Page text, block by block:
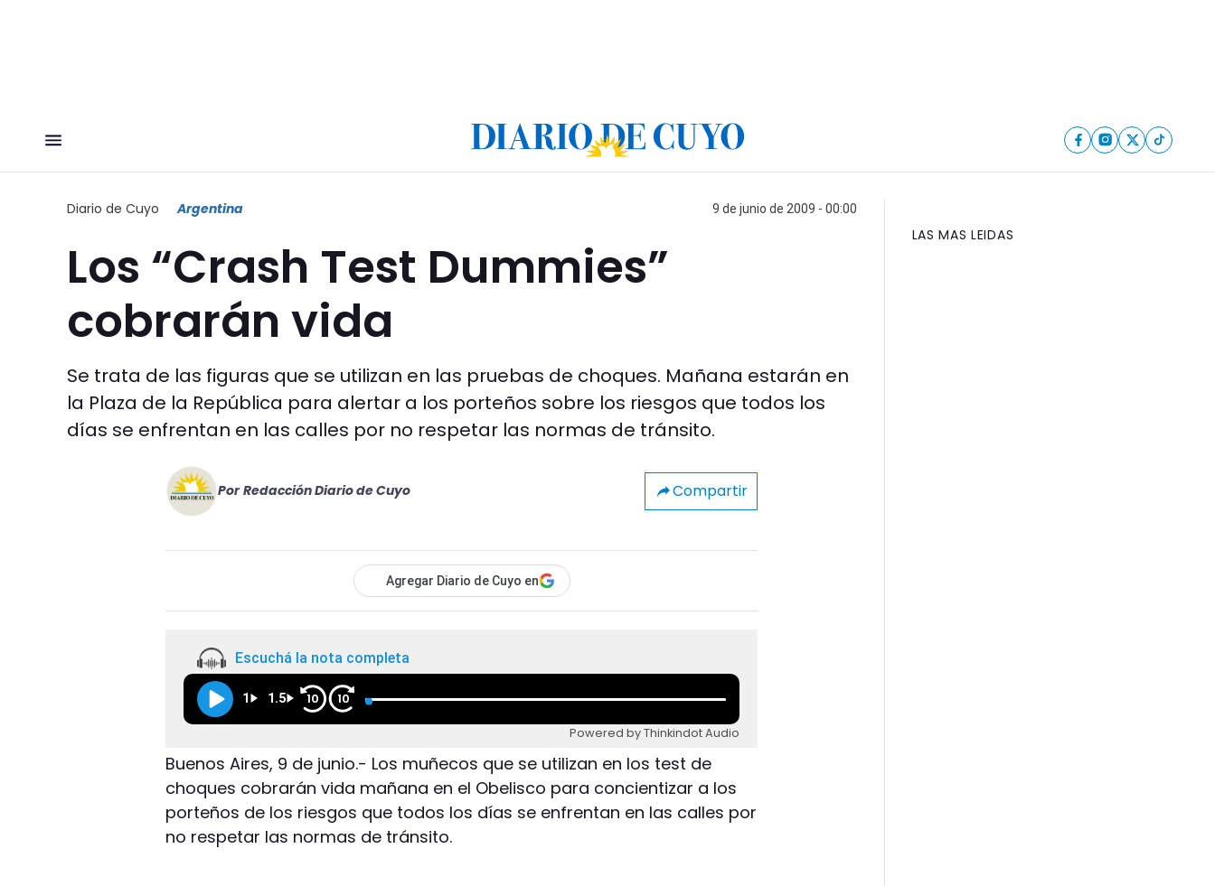
Diario de Cuyo Argentina 9 de junio de 2009 - 00:00
Los “Crash Test Dummies”
cobrarán vida
Se trata de las figuras que se utilizan en las pruebas de choques. Mañana estarán en
la Plaza de la República para alertar a los porteños sobre los riesgos que todos los
días se enfrentan en las calles por no respetar las normas de tránsito.
Por Redacción Diario de Cuyo Compartir
Agregar Diario de Cuyo en
Escuchá la nota completa
1 1.5 10 10
Powered by Thinkindot Audio
Buenos Aires, 9 de junio.- Los muñecos que se utilizan en los test de
choques cobrarán vida mañana en el Obelisco para concientizar a los
porteños de los riesgos que todos los días se enfrentan en las calles por
no respetar las normas de tránsito.
LAS MAS LEIDAS